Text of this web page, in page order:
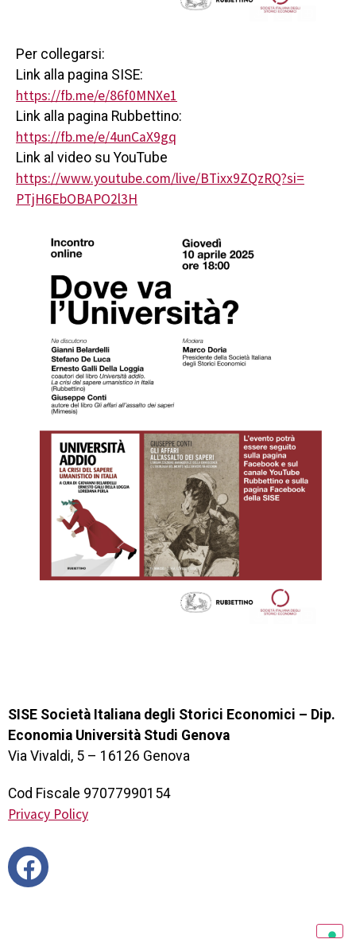
Per collegarsi:
Link alla pagina SISE:
https://fb.me/e/86f0MNXe1
Link alla pagina Rubbettino:
https://fb.me/e/4unCaX9gq
Link al video su YouTube
https://www.youtube.com/live/BTixx9ZQzRQ?si=
PTjH6EbOBAPO2l3H
SISE Società Italiana degli Storici Economici – Dip.
Economia Università Studi Genova
Via Vivaldi, 5 – 16126 Genova
Cod Fiscale 97077990154
Privacy Policy